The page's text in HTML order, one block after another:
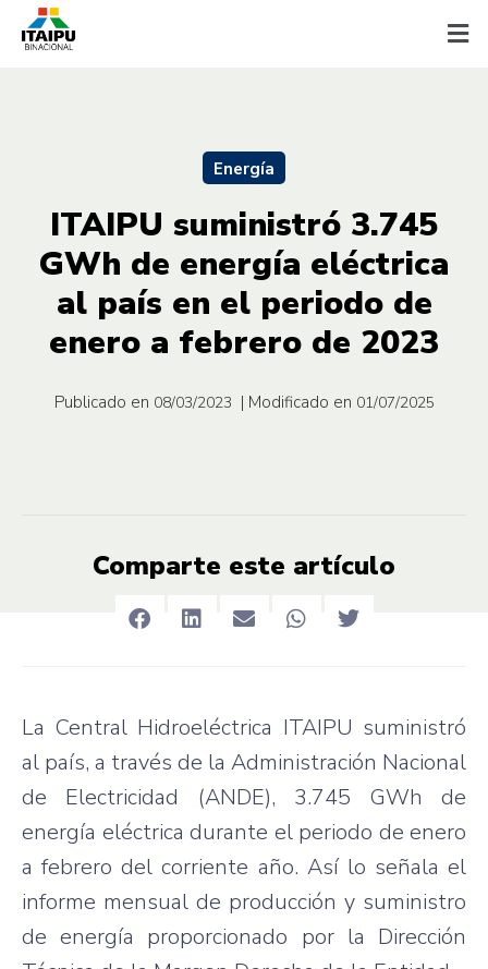
Energía
ITAIPU suministró 3.745
GWh de energía eléctrica
al país en el periodo de
enero a febrero de 2023
Publicado en 08/03/2023 | Modificado en 01/07/2025
Comparte este artículo
La Central Hidroeléctrica ITAIPU suministró
al país, a través de la Administración Nacional
de Electricidad (ANDE), 3.745 GWh de
energía eléctrica durante el periodo de enero
a febrero del corriente año. Así lo señala el
informe mensual de producción y suministro
de energía proporcionado por la Dirección